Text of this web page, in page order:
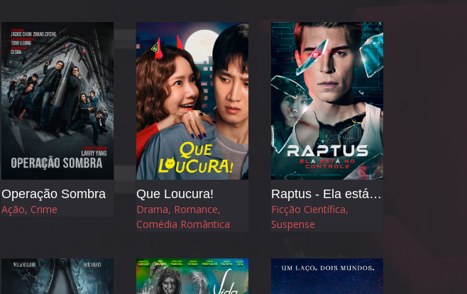
Operação Sombra
Ação, Crime
Que Loucura!
Drama, Romance,
Comédia Romântica
Raptus - Ela está no Controle
Ficção Científica,
Suspense